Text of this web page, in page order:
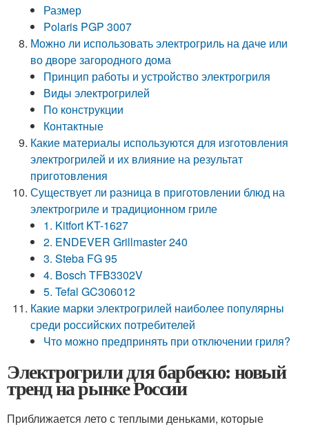
Размер
Polaris PGP 3007
Можно ли использовать электрогриль на даче или
во дворе загородного дома
Принцип работы и устройство электрогриля
Виды электрогрилей
По конструкции
Контактные
Какие материалы используются для изготовления
электрогрилей и их влияние на результат
приготовления
Существует ли разница в приготовлении блюд на
электрогриле и традиционном гриле
1. Kitfort KT-1627
2. ENDEVER Grillmaster 240
3. Steba FG 95
4. Bosch TFB3302V
5. Tefal GC306012
Какие марки электрогрилей наиболее популярны
среди российских потребителей
Что можно предпринять при отключении гриля?
Электрогрили для барбекю: новый
тренд на рынке России
Приближается лето с теплыми деньками, которые